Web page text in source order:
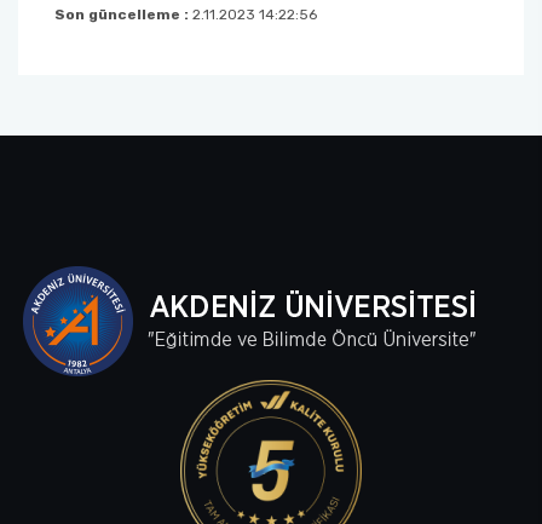
Son güncelleme : 2.11.2023 14:22:56
Tıp Fakültesi
Turizm Fakültesi
Uygulamalı Bilimler Fakültesi